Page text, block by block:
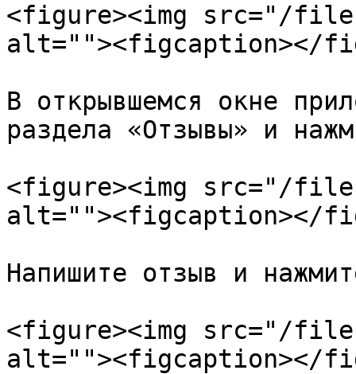
<figure><img src="/files/
alt=""><figcaption></
В открывшемся окне
раздела «Отзывы» и
<figure><img src="/files/
alt=""><figcaption></
Напишите отзыв и
<figure><img src="/files/
alt=""><figcaption></